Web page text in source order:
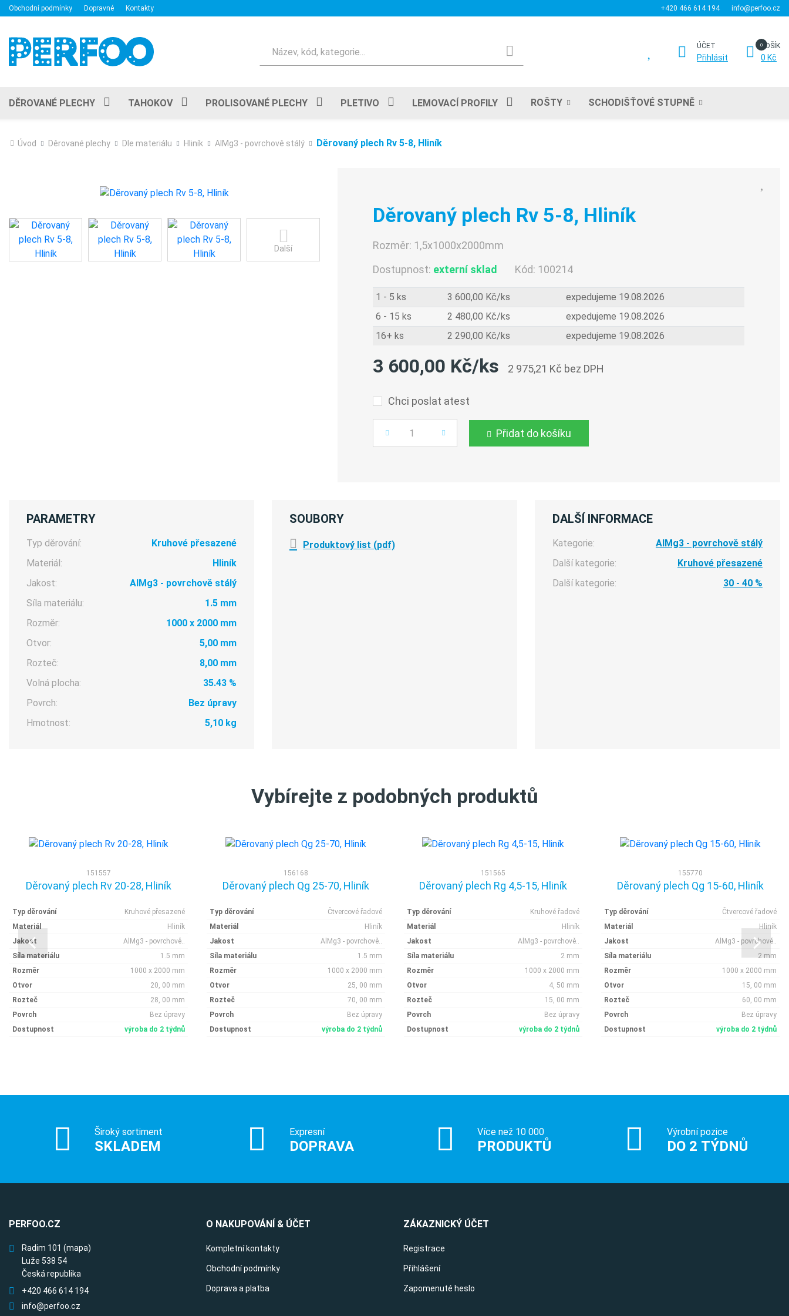
Obchodní podmínky Dopravné Kontakty +420 466 614 194 info@perfoo.cz
ÚČET
Přihlásit
KOŠÍK
0 Kč
DĚROVANÉ PLECHY TAHOKOV PROLISOVANÉ PLECHY PLETIVO LEMOVACÍ PROFILY ROŠTY SCHODIŠŤOVÉ STUPNĚ
Úvod Děrované plechy Dle materiálu Hliník AlMg3 - povrchově stálý Děrovaný plech Rv 5-8, Hliník
Další
Děrovaný plech Rv 5-8, Hliník
Rozměr: 1,5x1000x2000mm
Dostupnost: externí sklad Kód: 100214
1 - 5 ks 3 600,00 Kč/ks
expedujeme 19.08.2026
6 - 15 ks
2 480,00 Kč/ks
expedujeme 19.08.2026
16+ ks
2 290,00 Kč/ks expedujeme 19.08.2026
3 600,00 Kč/ks 2 975,21 Kč bez DPH
Chci poslat atest
Počet Přidat do košíku
PARAMETRY
Typ děrování:
Kruhové přesazené
Materiál:
Hliník
Jakost:
AlMg3 - povrchově stálý
Síla materiálu:
1.5 mm
Rozměr:
1000 x 2000 mm
Otvor:
5,00 mm
Rozteč:
8,00 mm
Volná plocha:
35.43 %
Povrch:
Bez úpravy
Hmotnost:
5,10 kg
SOUBORY
Produktový list (pdf)
DALŠÍ INFORMACE
Kategorie:
AlMg3 - povrchově stálý
Další kategorie:
Kruhové přesazené
Další kategorie:
30 - 40 %
Vybírejte z podobných produktů
151557
Děrovaný plech Rv 20-28, Hliník
Typ děrování
Kruhové přesazené
Materiál
Hliník
Jakost
AlMg3 - povrchově..
Síla materiálu
1.5 mm
Rozměr
1000 x 2000 mm
Otvor
20, 00 mm
Rozteč
28, 00 mm
Povrch
Bez úpravy
Dostupnost
výroba do 2 týdnů
156168
Děrovaný plech Qg 25-70, Hliník
Typ děrování
Čtvercové řadové
Materiál
Hliník
Jakost
AlMg3 - povrchově..
Síla materiálu
1.5 mm
Rozměr
1000 x 2000 mm
Otvor
25, 00 mm
Rozteč
70, 00 mm
Povrch
Bez úpravy
Dostupnost
výroba do 2 týdnů
151565
Děrovaný plech Rg 4,5-15, Hliník
Typ děrování
Kruhové řadové
Materiál
Hliník
Jakost
AlMg3 - povrchově..
Síla materiálu
2 mm
Rozměr
1000 x 2000 mm
Otvor
4, 50 mm
Rozteč
15, 00 mm
Povrch
Bez úpravy
Dostupnost
výroba do 2 týdnů
155770
Děrovaný plech Qg 15-60, Hliník
Typ děrování
Čtvercové řadové
Materiál
Hliník
Jakost
AlMg3 - povrchově..
Síla materiálu
2 mm
Rozměr
1000 x 2000 mm
Otvor
15, 00 mm
Rozteč
60, 00 mm
Povrch
Bez úpravy
Dostupnost
výroba do 2 týdnů
Široký sortiment
SKLADEM
Expresní
DOPRAVA
Více než 10 000
PRODUKTŮ
Výrobní pozice
DO 2 TÝDNŮ
PERFOO.CZ
Radim 101 (mapa)
Luže 538 54
Česká republika
+420 466 614 194
info@perfoo.cz
O NAKUPOVÁNÍ & ÚČET
Kompletní kontakty
Obchodní podmínky
Doprava a platba
ZÁKAZNICKÝ ÚČET
Registrace
Přihlášení
Zapomenuté heslo